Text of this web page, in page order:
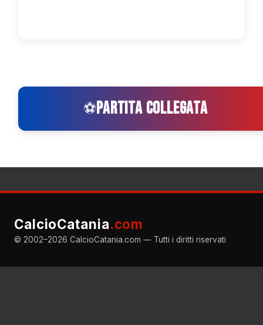
⚽PARTITA COLLEGATA
CalcioCatania.com
© 2002–2026 CalcioCatania.com — Tutti i diritti riservati